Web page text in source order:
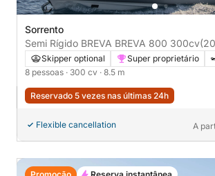
Sorrento
Semi Rígido BREVA BREVA 800 300cv
Skipper optional Super proprietário
8 pessoas · 300 cv · 8.5 m
Reservado 5 vezes nas últimas 24h
Flexible cancellation A